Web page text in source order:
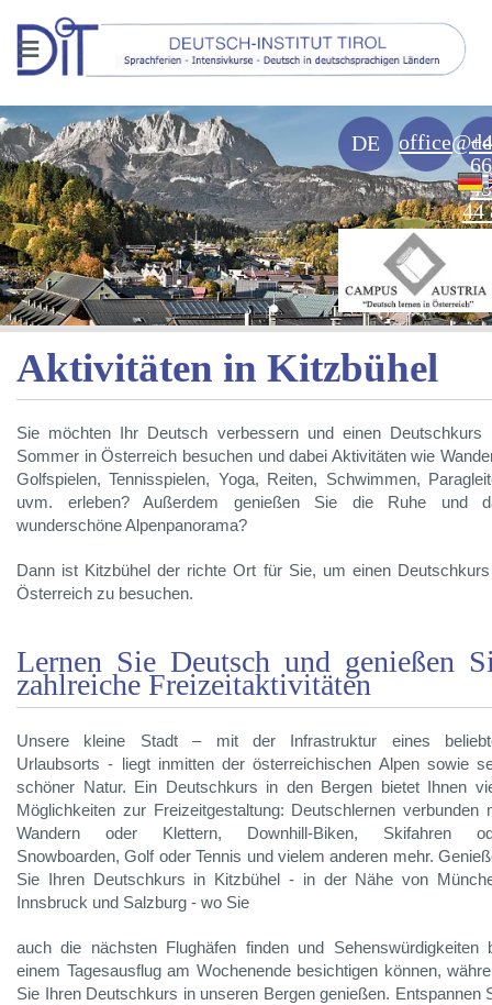
≡
44
DE
Aktivitäten in Kitzbühel
Sie möchten Ihr Deutsch verbessern und einen Deutschkurs
Sommer in Österreich besuchen und dabei Aktivitäten wie
Golfspielen, Tennisspielen, Yoga, Reiten, Schwimmen,
uvm. erleben? Außerdem genießen Sie die Ruhe und
wunderschöne Alpenpanorama?
Dann ist Kitzbühel der richte Ort für Sie, um einen
Österreich zu besuchen.
Lernen Sie Deutsch und genießen
zahlreiche Freizeitaktivitäten
Unsere kleine Stadt – mit der Infrastruktur eines
Urlaubsorts - liegt inmitten der österreichischen Alpen sowie
schöner Natur. Ein Deutschkurs in den Bergen bietet Ihnen
Möglichkeiten zur Freizeitgestaltung: Deutschlernen verbunden
Wandern oder Klettern, Downhill-Biken, Skifahren
Snowboarden, Golf oder Tennis und vielem anderen mehr.
Sie Ihren Deutschkurs in Kitzbühel - in der Nähe von
Innsbruck und Salzburg - wo Sie
auch die nächsten Flughäfen finden und Sehenswürdigkeiten
einem Tagesausflug am Wochenende besichtigen können,
Sie Ihren Deutschkurs in unseren Bergen genießen. Entspannen